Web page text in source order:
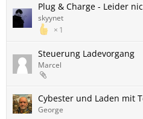
Plug & Charge - Leider
1
skyynet
Steuerung Ladevorgang
Marcel
Cybester und Laden mit
George